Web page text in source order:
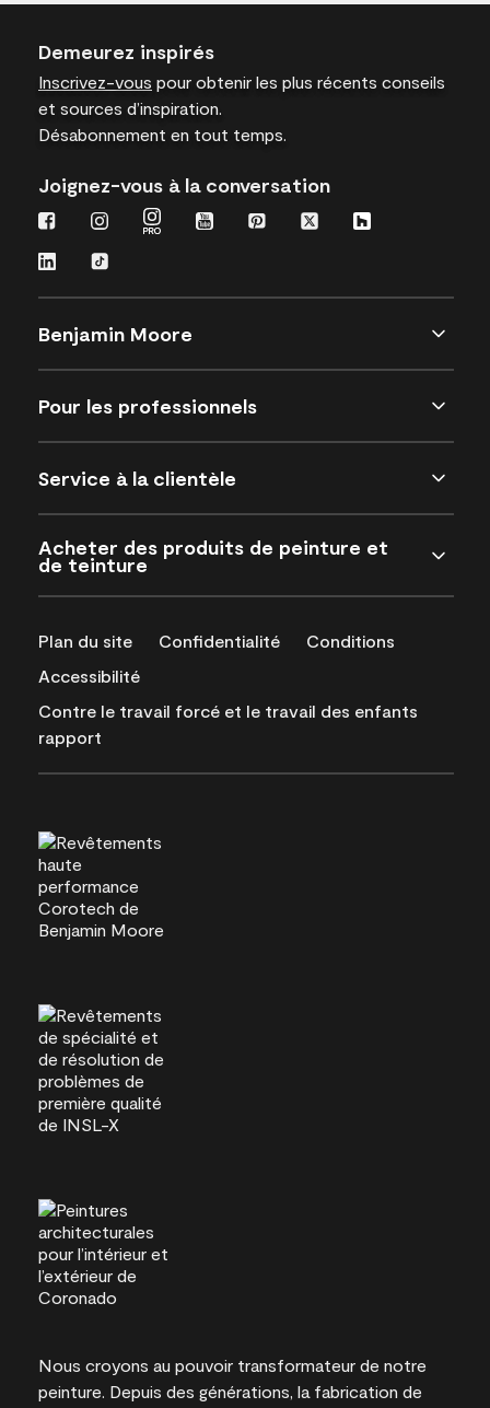
Demeurez inspirés
Inscrivez-vous pour obtenir les plus récents conseils
et sources d’inspiration.
Désabonnement en tout temps.
Joignez-vous à la conversation
Benjamin Moore
Pour les professionnels
Service à la clientèle
Acheter des produits de peinture et
de teinture
Plan du site Confidentialité
Conditions
Accessibilité
Contre le travail forcé et le travail des enfants
rapport
Nous croyons au pouvoir transformateur de notre
peinture. Depuis des générations, la fabrication de